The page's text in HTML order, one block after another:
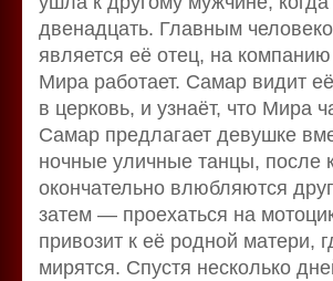
двенадцать. Главным
является её отец, на компанию
Мира работает. Самар видит
в церковь, и узнаёт, что Мира
Самар предлагает девушке
ночные уличные танцы, после
окончательно влюбляются
затем — проехаться на
привозит к её родной матери,
мирятся. Спустя несколько